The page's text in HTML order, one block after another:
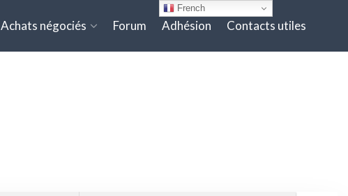
Achats négociés Forum Adhésion Contacts utiles
French